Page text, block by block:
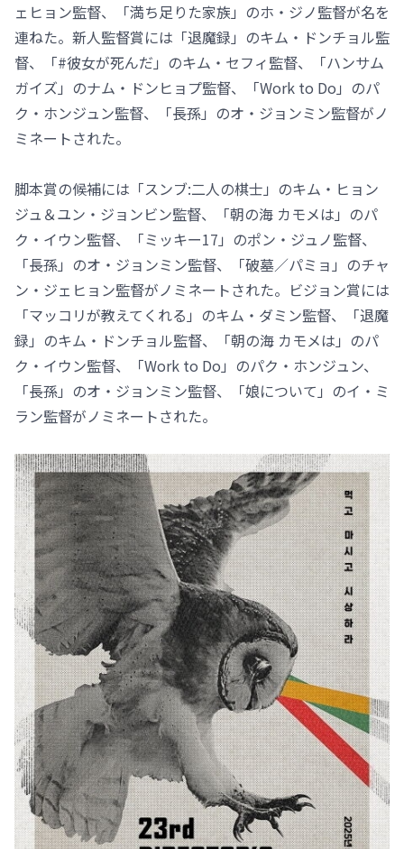
ェヒョン監督、「満ち足りた家族」のホ・ジノ監督が名を
連ねた。新人監督賞には「退魔録」のキム・ドンチョル監
督、「#彼女が死んだ」のキム・セフィ監督、「ハンサム
ガイズ」のナム・ドンヒョプ監督、「Work to Do」のパ
ク・ホンジュン監督、「長孫」のオ・ジョンミン監督がノ
ミネートされた。
脚本賞の候補には「スンブ:二人の棋士」のキム・ヒョン
ジュ＆ユン・ジョンビン監督、「朝の海 カモメは」のパ
ク・イウン監督、「ミッキー17」のポン・ジュノ監督、
「長孫」のオ・ジョンミン監督、「破墓／パミョ」のチャ
ン・ジェヒョン監督がノミネートされた。ビジョン賞には
「マッコリが教えてくれる」のキム・ダミン監督、「退魔
録」のキム・ドンチョル監督、「朝の海 カモメは」のパ
ク・イウン監督、「Work to Do」のパク・ホンジュン、
「長孫」のオ・ジョンミン監督、「娘について」のイ・ミ
ラン監督がノミネートされた。